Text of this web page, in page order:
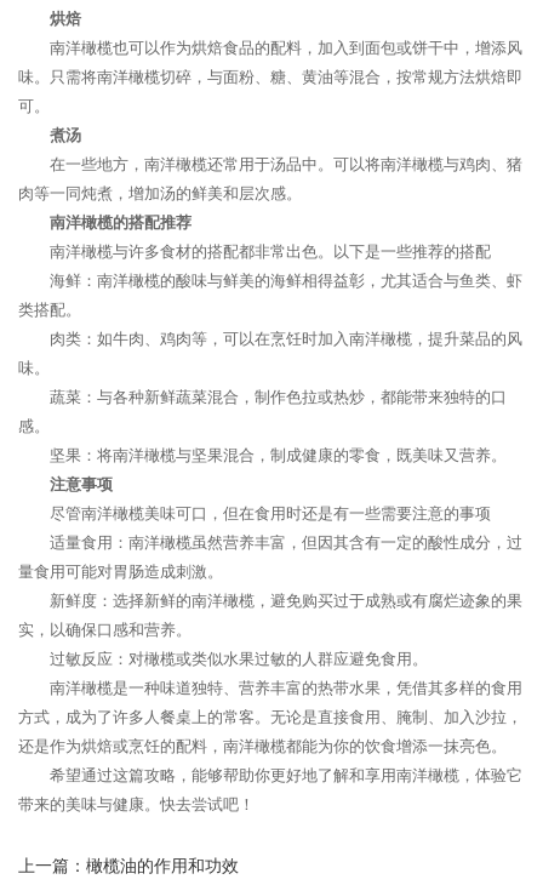
烘焙
南洋橄榄也可以作为烘焙食品的配料，加入到面包或饼干中，增添风
味。只需将南洋橄榄切碎，与面粉、糖、黄油等混合，按常规方法烘焙即
可。
煮汤
在一些地方，南洋橄榄还常用于汤品中。可以将南洋橄榄与鸡肉、猪
肉等一同炖煮，增加汤的鲜美和层次感。
南洋橄榄的搭配推荐
南洋橄榄与许多食材的搭配都非常出色。以下是一些推荐的搭配
海鲜：南洋橄榄的酸味与鲜美的海鲜相得益彰，尤其适合与鱼类、虾
类搭配。
肉类：如牛肉、鸡肉等，可以在烹饪时加入南洋橄榄，提升菜品的风
味。
蔬菜：与各种新鲜蔬菜混合，制作色拉或热炒，都能带来独特的口
感。
坚果：将南洋橄榄与坚果混合，制成健康的零食，既美味又营养。
注意事项
尽管南洋橄榄美味可口，但在食用时还是有一些需要注意的事项
适量食用：南洋橄榄虽然营养丰富，但因其含有一定的酸性成分，过
量食用可能对胃肠造成刺激。
新鲜度：选择新鲜的南洋橄榄，避免购买过于成熟或有腐烂迹象的果
实，以确保口感和营养。
过敏反应：对橄榄或类似水果过敏的人群应避免食用。
南洋橄榄是一种味道独特、营养丰富的热带水果，凭借其多样的食用
方式，成为了许多人餐桌上的常客。无论是直接食用、腌制、加入沙拉，
还是作为烘焙或烹饪的配料，南洋橄榄都能为你的饮食增添一抹亮色。
希望通过这篇攻略，能够帮助你更好地了解和享用南洋橄榄，体验它
带来的美味与健康。快去尝试吧！
上一篇： 橄榄油的作用和功效